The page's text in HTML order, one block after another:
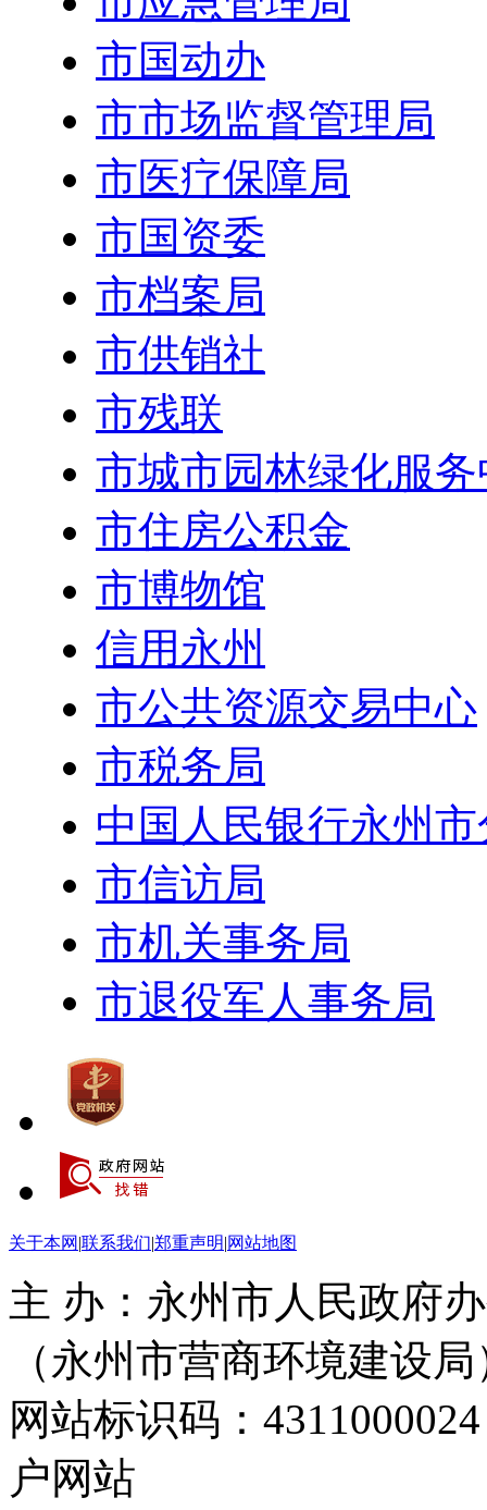
市国动办
市市场监督管理局
市医疗保障局
市国资委
市档案局
市供销社
市残联
市城市园林绿化服
市住房公积金
市博物馆
信用永州
市公共资源交易中心
市税务局
中国人民银行永州
市信访局
市机关事务局
市退役军人事务局
关于本网 |联系我们|郑重声明|网站地图
主 办：永州市人民政府
（永州市营商环境建设局
网站标识码：
户网站